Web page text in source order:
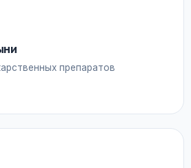
препаратов